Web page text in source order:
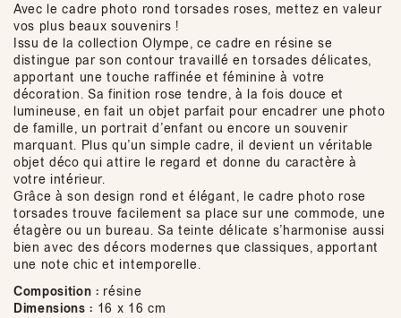
Avec le cadre photo rond torsades roses, mettez en valeur
vos plus beaux souvenirs !
Issu de la collection Olympe, ce cadre en résine se
distingue par son contour travaillé en torsades délicates,
apportant une touche raffinée et féminine à votre
décoration. Sa finition rose tendre, à la fois douce et
lumineuse, en fait un objet parfait pour encadrer une photo
de famille, un portrait d’enfant ou encore un souvenir
marquant. Plus qu’un simple cadre, il devient un véritable
objet déco qui attire le regard et donne du caractère à
votre intérieur.
Grâce à son design rond et élégant, le cadre photo rose
torsades trouve facilement sa place sur une commode, une
étagère ou un bureau. Sa teinte délicate s’harmonise aussi
bien avec des décors modernes que classiques, apportant
une note chic et intemporelle.
Composition : résine
Dimensions : 16 x 16 cm